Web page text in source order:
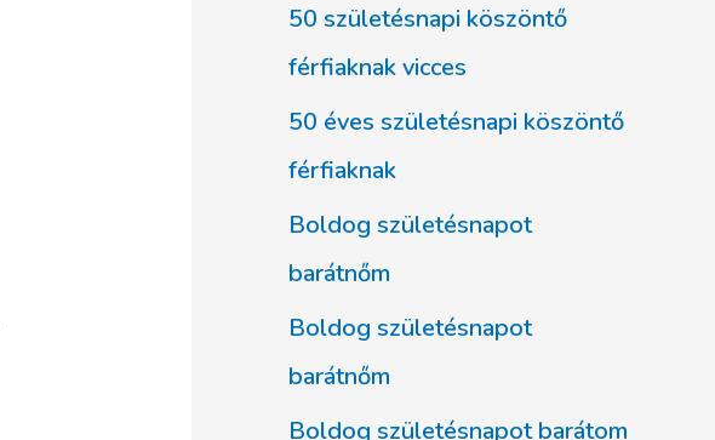
50 születésnapi köszöntő
férfiaknak vicces
50 éves születésnapi köszöntő
férfiaknak
Boldog születésnapot
barátnőm
Boldog születésnapot
barátnőm
Boldog születésnapot barátom